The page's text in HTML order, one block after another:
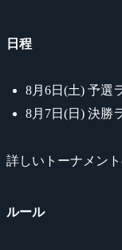
日程
8月6日(土) 予選
8月7日(日) 決勝
詳しいトーナメン
ルール